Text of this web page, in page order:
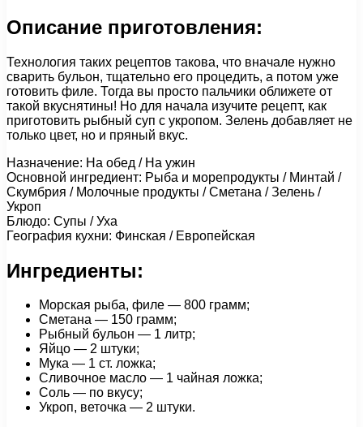
Описание приготовления:
Технология таких рецептов такова, что вначале нужно
сварить бульон, тщательно его процедить, а потом уже
готовить филе. Тогда вы просто пальчики оближете от
такой вкуснятины! Но для начала изучите рецепт, как
приготовить рыбный суп с укропом. Зелень добавляет не
только цвет, но и пряный вкус.
Назначение: На обед / На ужин
Основной ингредиент: Рыба и морепродукты / Минтай /
Скумбрия / Молочные продукты / Сметана / Зелень /
Укроп
Блюдо: Супы / Уха
География кухни: Финская / Европейская
Ингредиенты:
Морская рыба, филе — 800 грамм;
Сметана — 150 грамм;
Рыбный бульон — 1 литр;
Яйцо — 2 штуки;
Мука — 1 ст. ложка;
Сливочное масло — 1 чайная ложка;
Соль — по вкусу;
Укроп, веточка — 2 штуки.